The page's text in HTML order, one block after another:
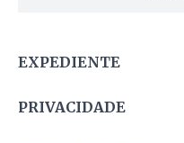
EXPEDIENTE
PRIVACIDADE